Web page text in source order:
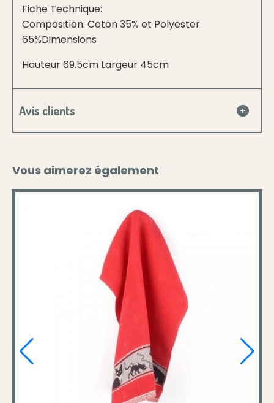
Fiche Technique:
Composition: Coton 35% et Polyester
65%Dimensions
Hauteur 69.5cm Largeur 45cm
Avis clients
Vous aimerez également